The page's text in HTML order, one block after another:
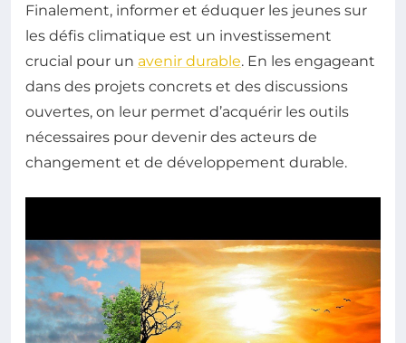
Finalement, informer et éduquer les jeunes sur
les défis climatique est un investissement
crucial pour un avenir durable. En les engageant
dans des projets concrets et des discussions
ouvertes, on leur permet d’acquérir les outils
nécessaires pour devenir des acteurs de
changement et de développement durable.